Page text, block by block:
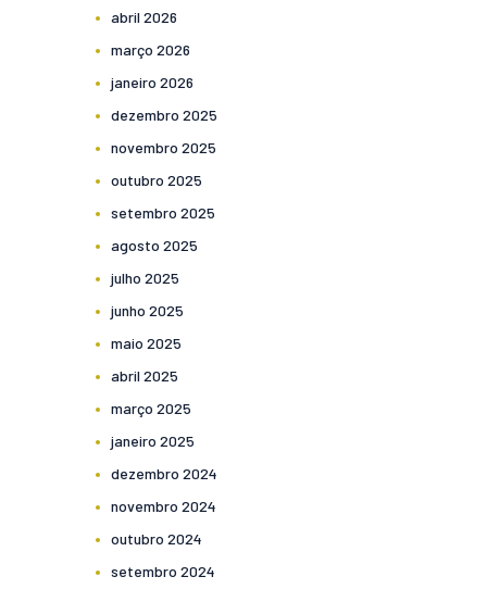
abril 2026
março 2026
janeiro 2026
dezembro 2025
novembro 2025
outubro 2025
setembro 2025
agosto 2025
julho 2025
junho 2025
maio 2025
abril 2025
março 2025
janeiro 2025
dezembro 2024
novembro 2024
outubro 2024
setembro 2024